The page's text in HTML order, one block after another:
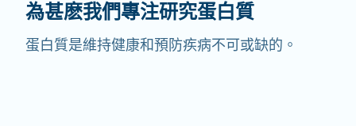
為甚麽我們專注研究蛋白質
蛋白質是維持健康和預防疾病不可或缺的。